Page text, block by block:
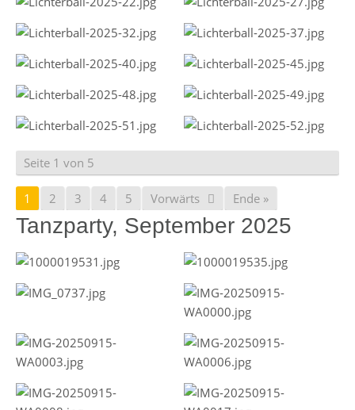
Seite 1 von 5
1 2 3 4 5 Vorwärts Ende »
Tanzparty, September 2025